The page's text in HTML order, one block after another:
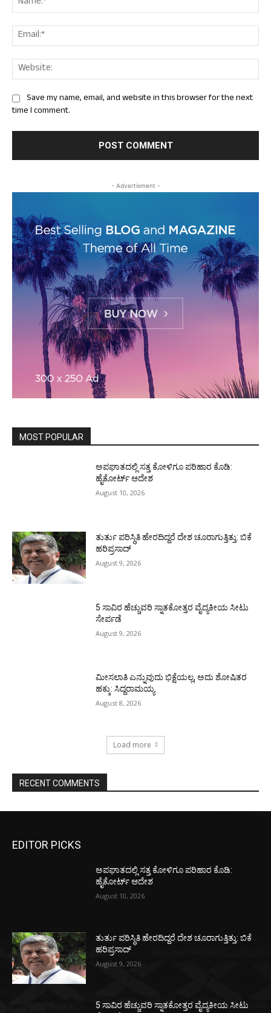
Save my name, email, and website in this browser for the next
time I comment.
- Advertisment -
MOST POPULAR
ಅಪಘಾತದಲ್ಲಿ ಸತ್ತ ಕೋಳಿಗೂ ಪರಿಹಾರ ಕೊಡಿ:
ಹೈಕೋರ್ಟ್ ಆದೇಶ
August 10, 2026
ತುರ್ತು ಪರಿಸ್ಥಿತಿ ಹೇರದಿದ್ದರೆ ದೇಶ ಚೂರಾಗುತ್ತಿತ್ತು: ಬಿಕೆ
ಹರಿಪ್ರಸಾದ್
August 9, 2026
5 ಸಾವಿರ ಹೆಚ್ಚುವರಿ ಸ್ನಾತಕೋತ್ತರ ವೈದ್ಯಕೀಯ ಸೀಟು
ಸೇರ್ಪಡೆ
August 9, 2026
ಮೀಸಲಾತಿ ಎನ್ನುವುದು ಭಿಕ್ಷೆಯಲ್ಲ, ಅದು ಶೋಷಿತರ
ಹಕ್ಕು: ಸಿದ್ದರಾಮಯ್ಯ
August 8, 2026
Load more
RECENT COMMENTS
EDITOR PICKS
ಅಪಘಾತದಲ್ಲಿ ಸತ್ತ ಕೋಳಿಗೂ ಪರಿಹಾರ ಕೊಡಿ:
ಹೈಕೋರ್ಟ್ ಆದೇಶ
August 10, 2026
ತುರ್ತು ಪರಿಸ್ಥಿತಿ ಹೇರದಿದ್ದರೆ ದೇಶ ಚೂರಾಗುತ್ತಿತ್ತು: ಬಿಕೆ
ಹರಿಪ್ರಸಾದ್
August 9, 2026
5 ಸಾವಿರ ಹೆಚ್ಚುವರಿ ಸ್ನಾತಕೋತ್ತರ ವೈದ್ಯಕೀಯ ಸೀಟು